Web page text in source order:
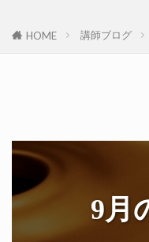
HOME 講師ブログ
9月